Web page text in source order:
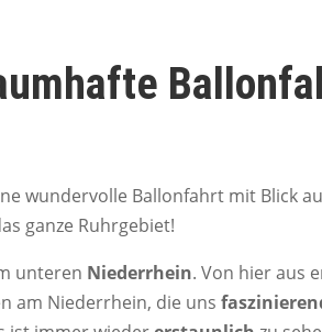
wundervolle Ballonfahrt mit Blick
ganze Ruhrgebiet!
unteren Niederrhein. Von hier aus
am Niederrhein, die uns